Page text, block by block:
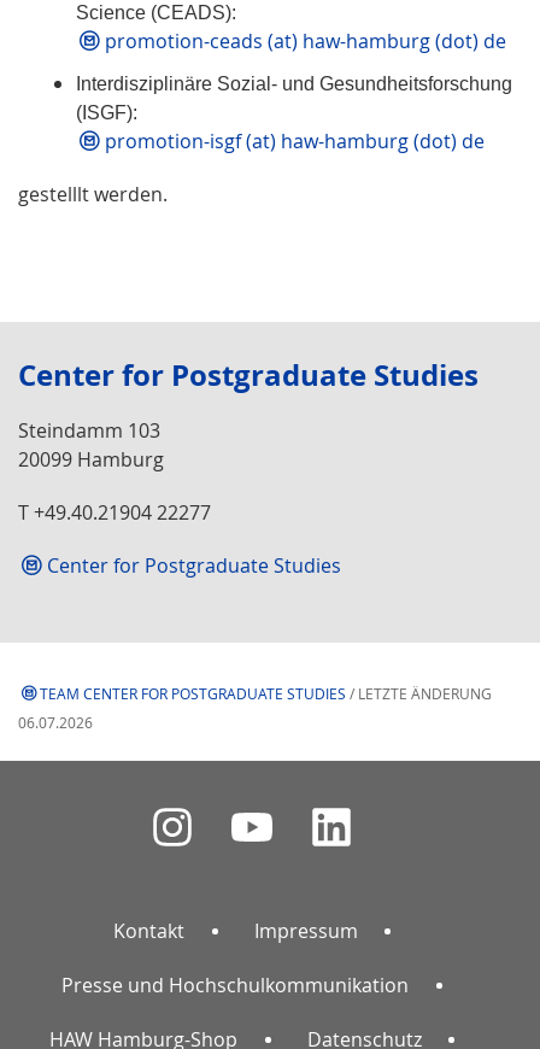
Science (CEADS):
promotion-ceads (at) haw-hamburg (dot) de
Interdisziplinäre Sozial- und Gesundheitsforschung
(ISGF):
promotion-isgf (at) haw-hamburg (dot) de
gestelllt werden.
Center for Postgraduate Studies
Steindamm 103
20099 Hamburg
T +49.40.21904 22277
Center for Postgraduate Studies
TEAM CENTER FOR POSTGRADUATE STUDIES / LETZTE ÄNDERUNG
06.07.2026
Kontakt Impressum
Presse und Hochschulkommunikation
HAW Hamburg-Shop Datenschutz